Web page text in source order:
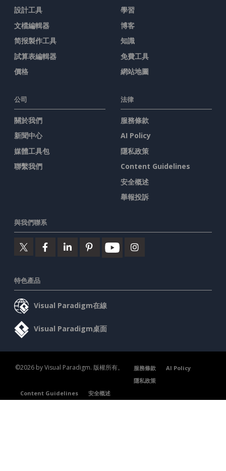
設計工具
文檔編輯器
简报製作工具
試算表編輯器
價格
學習
博客
知識
免費工具
網站地圖
公司
關於我們
新聞中心
媒體工具包
聯繫我們
法律
服務條款
AI Policy
隱私政策
Content Guidelines
安全概述
舉報投訴
與我們聯系
特色產品
Visual Paradigm在線
Visual Paradigm桌面
©2026 by Visual Paradigm. 版權所有。 服務條款
AI Policy
隱私政策
Content Guidelines
安全概述